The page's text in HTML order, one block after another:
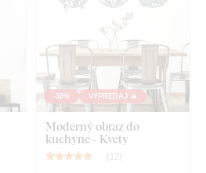
-30% VÝPREDAJ 🔥
Moderný obraz do
kuchyne - Kvety
( 12)